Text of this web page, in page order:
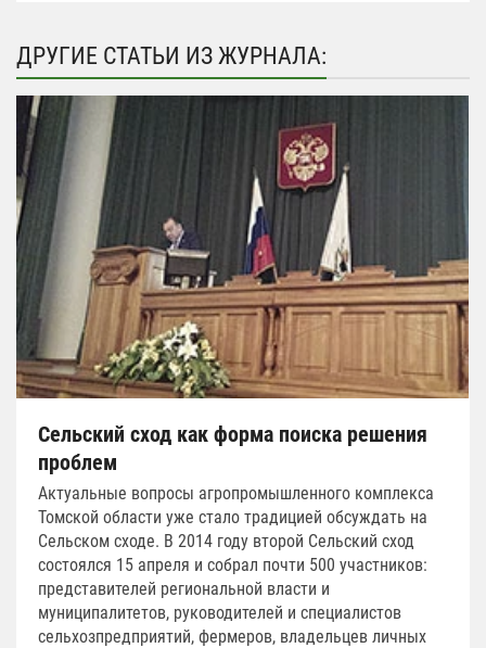
ДРУГИЕ СТАТЬИ ИЗ ЖУРНАЛА:
Сельский сход как форма поиска решения
проблем
Актуальные вопросы агропромышленного комплекса
Томской области уже стало традицией обсуждать на
Сельском сходе. В 2014 году второй Сельский сход
состоялся 15 апреля и собрал почти 500 участников:
представителей региональной власти и
муниципалитетов, руководителей и специалистов
сельхозпредприятий, фермеров, владельцев личных